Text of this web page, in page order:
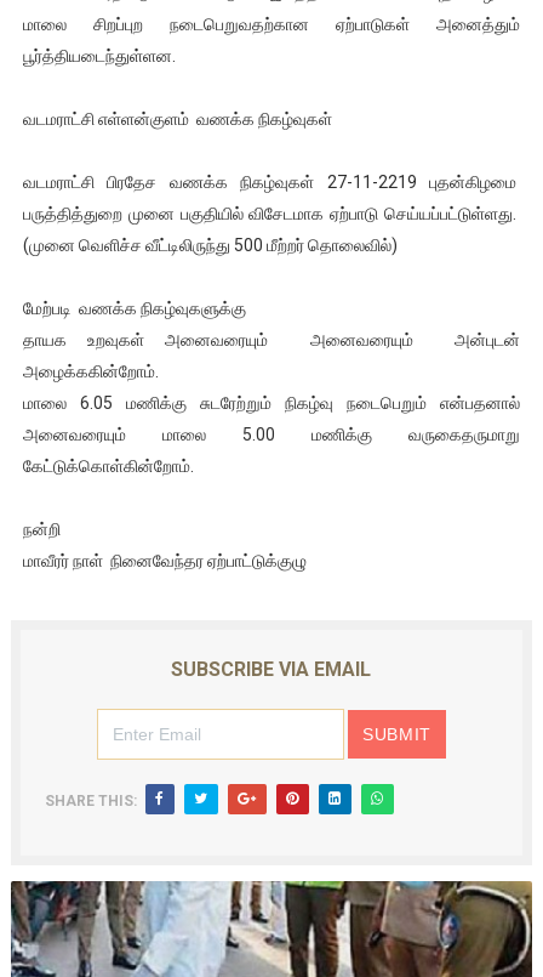
இளையராஜா – கமல் அவசர சந்திப்பு (படங்கள், விடியோ)
32 CM விநோத கன்றுக்குட்டி! (வீடியோ)
வலிமை தான் அஜித் திரைப்பயணத்திலே அதிக காலெக்ஷன் செய்த
மாலை சிறப்புற நடைபெறுவதற்கான ஏற்பாடுகள் அனைத்தும்
பூர்த்தியடைந்துள்ளன.
வடமராட்சி எள்ளன்குளம் வணக்க நிகழ்வுகள்
வடமராட்சி பிரதேச வணக்க நிகழ்வுகள் 27-11-2219 புதன்கிழமை
பருத்தித்துறை முனை பகுதியில் விசேடமாக ஏற்பாடு செய்யப்பட்டுள்ளது.
(முனை வெளிச்ச வீட்டிலிருந்து 500 மீற்றர் தொலைவில்)
மேற்படி வணக்க நிகழ்வுகளுக்கு
தாயக உறவுகள் அனைவரையும் அனைவரையும் அன்புடன்
அழைக்ககின்றோம்.
மாலை 6.05 மணிக்கு சுடரேற்றும் நிகழ்வு நடைபெறும் என்பதனால்
அனைவரையும் மாலை 5.00 மணிக்கு வருகைதருமாறு
கேட்டுக்கொள்கின்றோம்.
நன்றி
மாவீரர் நாள் நினைவேந்தர ஏற்பாட்டுக்குழு
SUBSCRIBE VIA EMAIL
SHARE THIS: